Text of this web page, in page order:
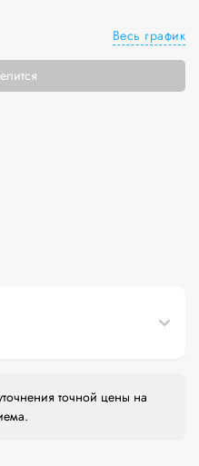
Весь график
точной цены на